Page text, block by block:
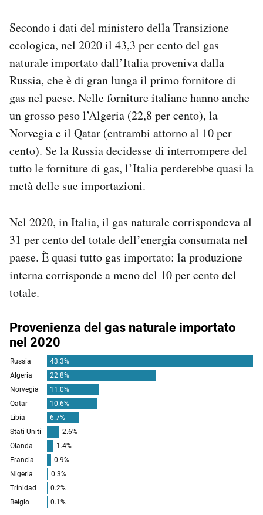
Secondo i dati del ministero della Transizione
ecologica, nel 2020 il 43,3 per cento del gas
naturale importato dall’Italia proveniva dalla
Russia, che è di gran lunga il primo fornitore di
gas nel paese. Nelle forniture italiane hanno anche
un grosso peso l’Algeria (22,8 per cento), la
Norvegia e il Qatar (entrambi attorno al 10 per
cento). Se la Russia decidesse di interrompere del
tutto le forniture di gas, l’Italia perderebbe quasi la
metà delle sue importazioni.
Nel 2020, in Italia, il gas naturale corrispondeva al
31 per cento del totale dell’energia consumata nel
paese. È quasi tutto gas importato: la produzione
interna corrisponde a meno del 10 per cento del
totale.